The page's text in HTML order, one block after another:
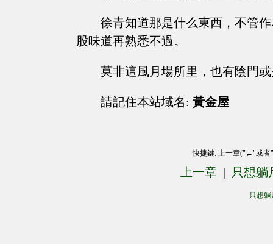
徐青知道那是什么東西，不管
股味道再熟悉不過。
莫非這風月場所里，也有陰門
請記住本站域名: 黃金屋
快捷鍵: 上一章("←"或
上一章 | 只想躺
只想